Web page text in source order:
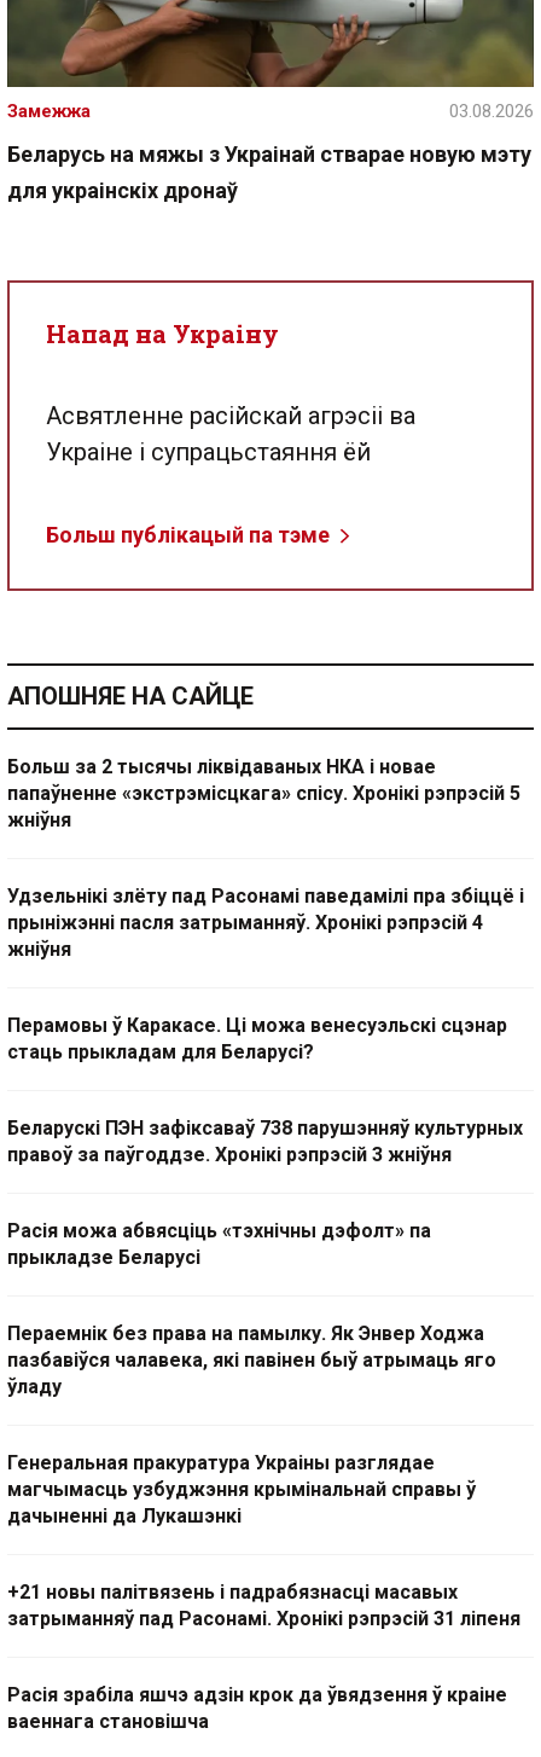
Беларусь на мяжы з Украінай стварае новую мэту
для украінскіх дронаў
Замежжа 03.08.2026
Напад на Украіну
Асвятленне расійскай агрэсіі ва
Украіне і супрацьстаяння ёй
Больш публікацый па тэме
АПОШНЯЕ НА САЙЦЕ
Больш за 2 тысячы ліквідаваных НКА і новае
папаўненне «экстрэмісцкага» спісу. Хронікі рэпрэсій 5
жніўня
Удзельнікі злёту пад Расонамі паведамілі пра збіццё і
прыніжэнні пасля затрыманняў. Хронікі рэпрэсій 4
жніўня
Перамовы ў Каракасе. Ці можа венесуэльскі сцэнар
стаць прыкладам для Беларусі?
Беларускі ПЭН зафіксаваў 738 парушэнняў культурных
правоў за паўгоддзе. Хронікі рэпрэсій 3 жніўня
Расія можа абвясціць «тэхнічны дэфолт» па
прыкладзе Беларусі
Пераемнік без права на памылку. Як Энвер Ходжа
пазбавіўся чалавека, які павінен быў атрымаць яго
ўладу
Генеральная пракуратура Украіны разглядае
магчымасць узбуджэння крымінальнай справы ў
дачыненні да Лукашэнкі
+21 новы палітвязень і падрабязнасці масавых
затрыманняў пад Расонамі. Хронікі рэпрэсій 31 ліпеня
Расія зрабіла яшчэ адзін крок да ўвядзення ў краіне
ваеннага становішча